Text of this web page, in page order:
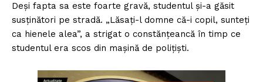
Deși fapta sa este foarte gravă, studentul și-a găsit
susținători pe stradă. „Lăsați-l domne că-i copil, sunteți
ca hienele alea”, a strigat o constănțeancă în timp ce
studentul era scos din mașină de polițiști.